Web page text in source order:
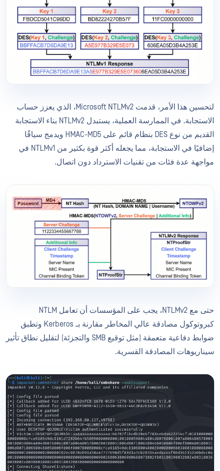
لتحسين هذا الأمر، قدمت Microsoft NTLMv2، الذي يعزز حساب
الاستجابة. في الممارسة العملية، يستبدل NTLMv2 بناء الاستجابة
القديم من نوع DES بنظام قائم على HMAC-MD5 ويدمج سياقًا
إضافيًا في الاستجابة، مما يجعله أكثر قوة بكثير من NTLMv1 في
مواجهة عدة فئات من تقنيات الاسترداد دون اتصال.
حتى مع NTLMv2، يجب على المؤسسات أن تعامل NTLM
كبروتوكول مصادقة عالي المخاطر مقارنة بـ Kerberos وتطبق
ضوابط دفاعية متعمقة (مثل توقيع SMB والتجزئة) لتقليل نطاق تأثير
سيناريوهات المصادقة القسرية.